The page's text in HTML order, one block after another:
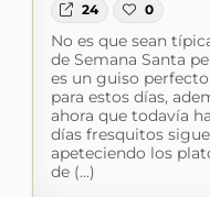
24 0
No es que sean
de Semana Santa
es un guiso perfecto
para estos días,
ahora que todavía
días fresquitos
apeteciendo los
de (...)